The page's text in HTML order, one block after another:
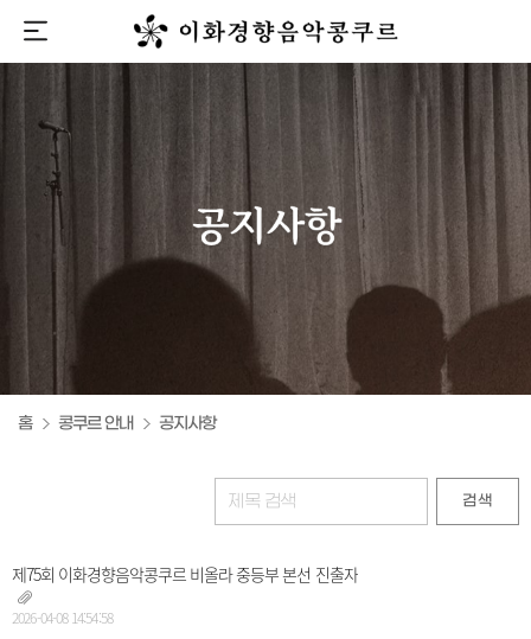
홈 콩쿠르 안내 공지사항
검색
제75회 이화경향음악콩쿠르 비올라 중등부 본선 진출자
2026-04-08 14:54:58